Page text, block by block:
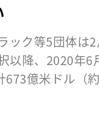
ック等5団体は
以降、2020年
673億米ドル（